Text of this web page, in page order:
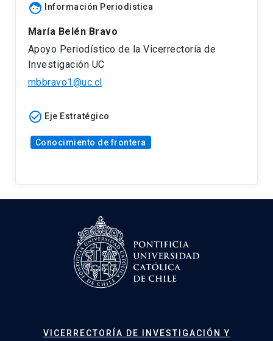
face Información Periodistica
María Belén Bravo
Apoyo Periodístico de la Vicerrectoría de
Investigación UC
mbbravo1@uc.cl
check_circle_outline Eje Estratégico
Conocimiento de frontera
VICERRECTORÍA DE INVESTIGACIÓN Y